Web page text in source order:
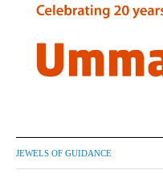
JEWELS OF GUIDANCE